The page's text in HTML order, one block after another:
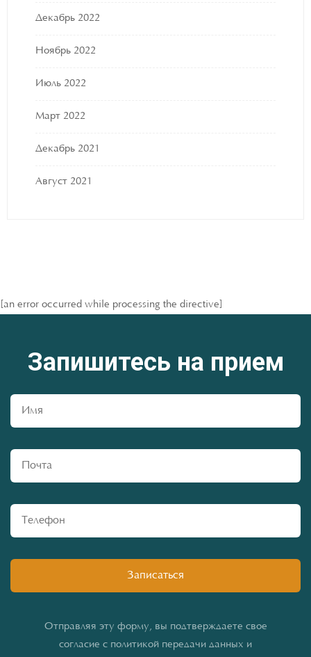
Декабрь 2022
Ноябрь 2022
Июль 2022
Март 2022
Декабрь 2021
Август 2021
[an error occurred while processing the directive]
Запишитесь на прием
Отправляя эту форму, вы подтверждаете свое
согласие с политикой передачи данных и